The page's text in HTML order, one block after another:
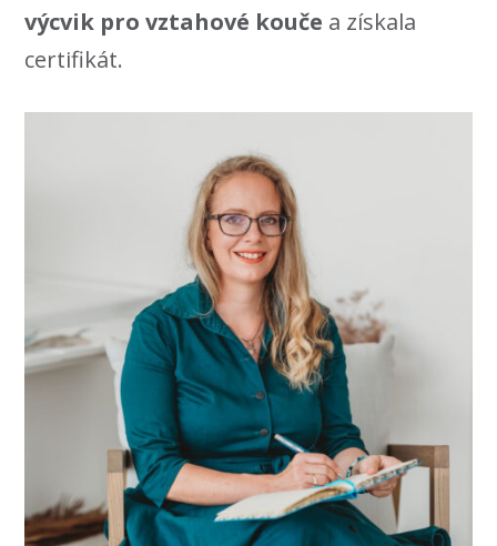
výcvik pro vztahové kouče a získala
certifikát.